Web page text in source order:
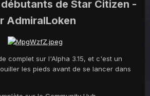
de Star Citizen -
AdmiralLoken
complet sur l'Alpha 3.15, et c'est un
les pieds avant de se lancer dans